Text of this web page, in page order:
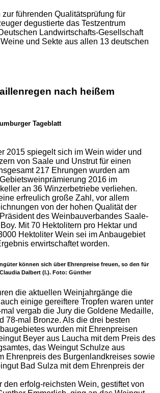
zur führenden Qualitätsprüfung für
degustierte das Testzentrum
Landwirtschafts-Gesellschaft
und Sekte aus allen 13 deutschen
nach heißem
Tageblatt
2015 spiegelt sich im Wein wider und
von Saale und Unstrut für einen
217 Ehrungen wurden am
2016 im
an 36 Winzerbetriebe verliehen.
erfreulich große Zahl, vor allem
von der hohen Qualität der
des Weinbauverbandes Saale-
Mit 70 Hektolitern pro Hektar und
Hektoliter Wein sei im Anbaugebiet
erwirtschaftet worden.
können sich über Ehrenpreise freuen, so den für
Dalbert (l.). Foto: Günther
die aktuellen Weinjahrgänge die
einige gereiftere Tropfen waren unter
vergab die Jury die Goldene Medaille,
78-mal Bronze. Als die drei besten
wurden mit Ehrenpreisen
Beyer aus Laucha mit dem Preis des
das Weingut Schulze aus
Ehrenpreis des Burgenlandkreises sowie
Bad Sulza mit dem Ehrenpreis der
den erfolg-reichsten Wein, gestiftet von